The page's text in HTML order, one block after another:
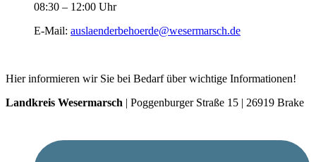
08:30 – 12:00 Uhr
E-Mail: auslaenderbehoerde@wesermarsch.de
Hier informieren wir Sie bei Bedarf über wichtige Informationen!
Landkreis Wesermarsch | Poggenburger Straße 15 | 26919 Brake